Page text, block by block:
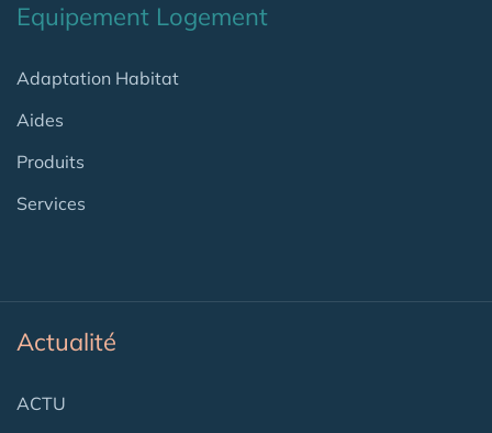
Equipement Logement
Adaptation Habitat
Aides
Produits
Services
Actualité
ACTU